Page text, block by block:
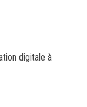
digitale à